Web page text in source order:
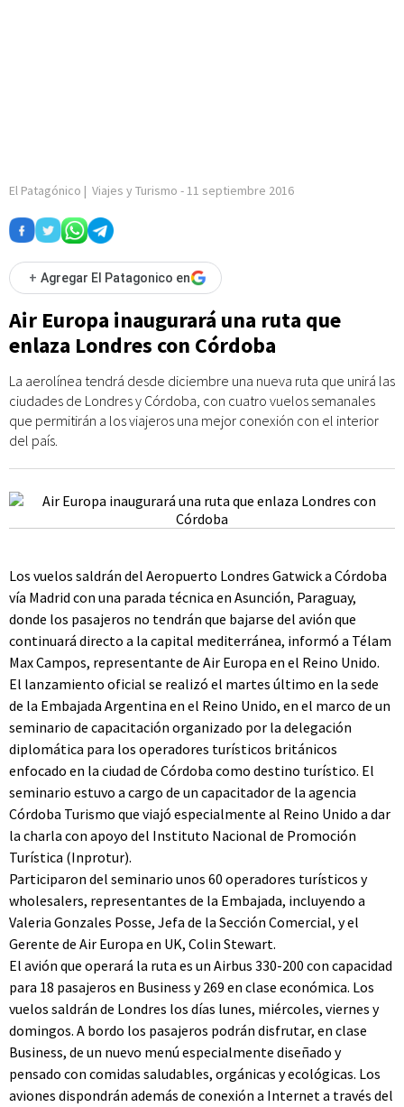
El Patagónico | Viajes y Turismo - 11 septiembre 2016
+ Agregar El Patagonico en
Air Europa inaugurará una ruta que
enlaza Londres con Córdoba
La aerolínea tendrá desde diciembre una nueva ruta que unirá las
ciudades de Londres y Córdoba, con cuatro vuelos semanales
que permitirán a los viajeros una mejor conexión con el interior
del país.
Los vuelos saldrán del Aeropuerto Londres Gatwick a Córdoba
vía Madrid con una parada técnica en Asunción, Paraguay,
donde los pasajeros no tendrán que bajarse del avión que
continuará directo a la capital mediterránea, informó a Télam
Max Campos, representante de Air Europa en el Reino Unido.
El lanzamiento oficial se realizó el martes último en la sede
de la Embajada Argentina en el Reino Unido, en el marco de un
seminario de capacitación organizado por la delegación
diplomática para los operadores turísticos británicos
enfocado en la ciudad de Córdoba como destino turístico. El
seminario estuvo a cargo de un capacitador de la agencia
Córdoba Turismo que viajó especialmente al Reino Unido a dar
la charla con apoyo del Instituto Nacional de Promoción
Turística (Inprotur).
Participaron del seminario unos 60 operadores turísticos y
wholesalers, representantes de la Embajada, incluyendo a
Valeria Gonzales Posse, Jefa de la Sección Comercial, y el
Gerente de Air Europa en UK, Colin Stewart.
El avión que operará la ruta es un Airbus 330-200 con capacidad
para 18 pasajeros en Business y 269 en clase económica. Los
vuelos saldrán de Londres los días lunes, miércoles, viernes y
domingos. A bordo los pasajeros podrán disfrutar, en clase
Business, de un nuevo menú especialmente diseñado y
pensado con comidas saludables, orgánicas y ecológicas. Los
aviones dispondrán además de conexión a Internet a través del